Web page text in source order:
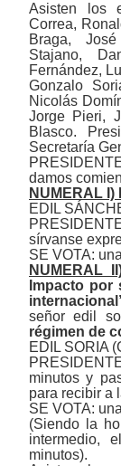
Asisten los
Correa,
Braga,
Stajano,
Fernández,
Gonzalo
Nicolás
Jorge Pieri,
Blasco.
Secretaría
damos
NUMERAL I)
EDIL
sírvanse
SE VOTA:
NUMERAL
Impacto por
señor edil
régimen de
EDIL SORIA
minutos y
para recibir a
SE VOTA:
(Siendo la
intermedio,
minutos).